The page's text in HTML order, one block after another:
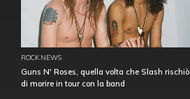
ROCK NEWS
Guns N' Roses, quella volta che Slash rischiò
di morire in tour con la band